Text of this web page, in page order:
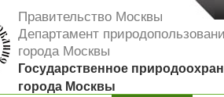
Правительство Москвы
Департамент
города Москвы
Государственное
города Москвы